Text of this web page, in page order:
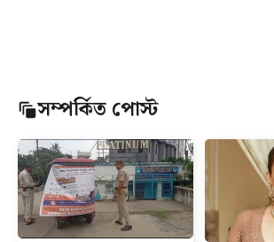
সম্পর্কিত পোস্ট